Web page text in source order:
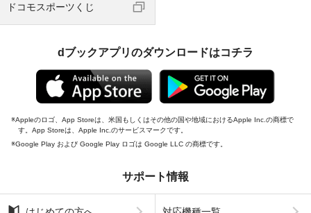
ドコモスポーツくじ
dブックアプリのダウンロードはコチラ
Appleのロゴ、App Storeは、米国もしくはその他の国や地域におけるApple Inc.の商標で
す。App Storeは、Apple Inc.のサービスマークです。
Google Play および Google Play ロゴは Google LLC の商標です。
サポート情報